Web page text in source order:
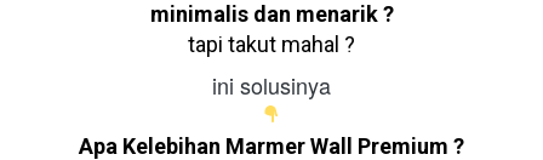
minimalis dan menarik ?
tapi takut mahal ?
ini solusinya
Apa Kelebihan Marmer Wall Premium ?